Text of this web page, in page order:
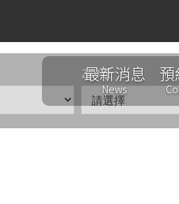
最新消息
News
ZONE